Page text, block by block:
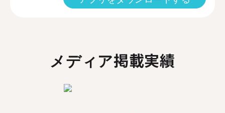
メディア掲載実績